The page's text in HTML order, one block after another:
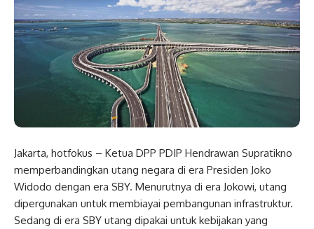
Jakarta, hotfokus – Ketua DPP PDIP Hendrawan Supratikno
memperbandingkan utang negara di era Presiden Joko
Widodo dengan era SBY. Menurutnya di era Jokowi, utang
dipergunakan untuk membiayai pembangunan infrastruktur.
Sedang di era SBY utang dipakai untuk kebijakan yang